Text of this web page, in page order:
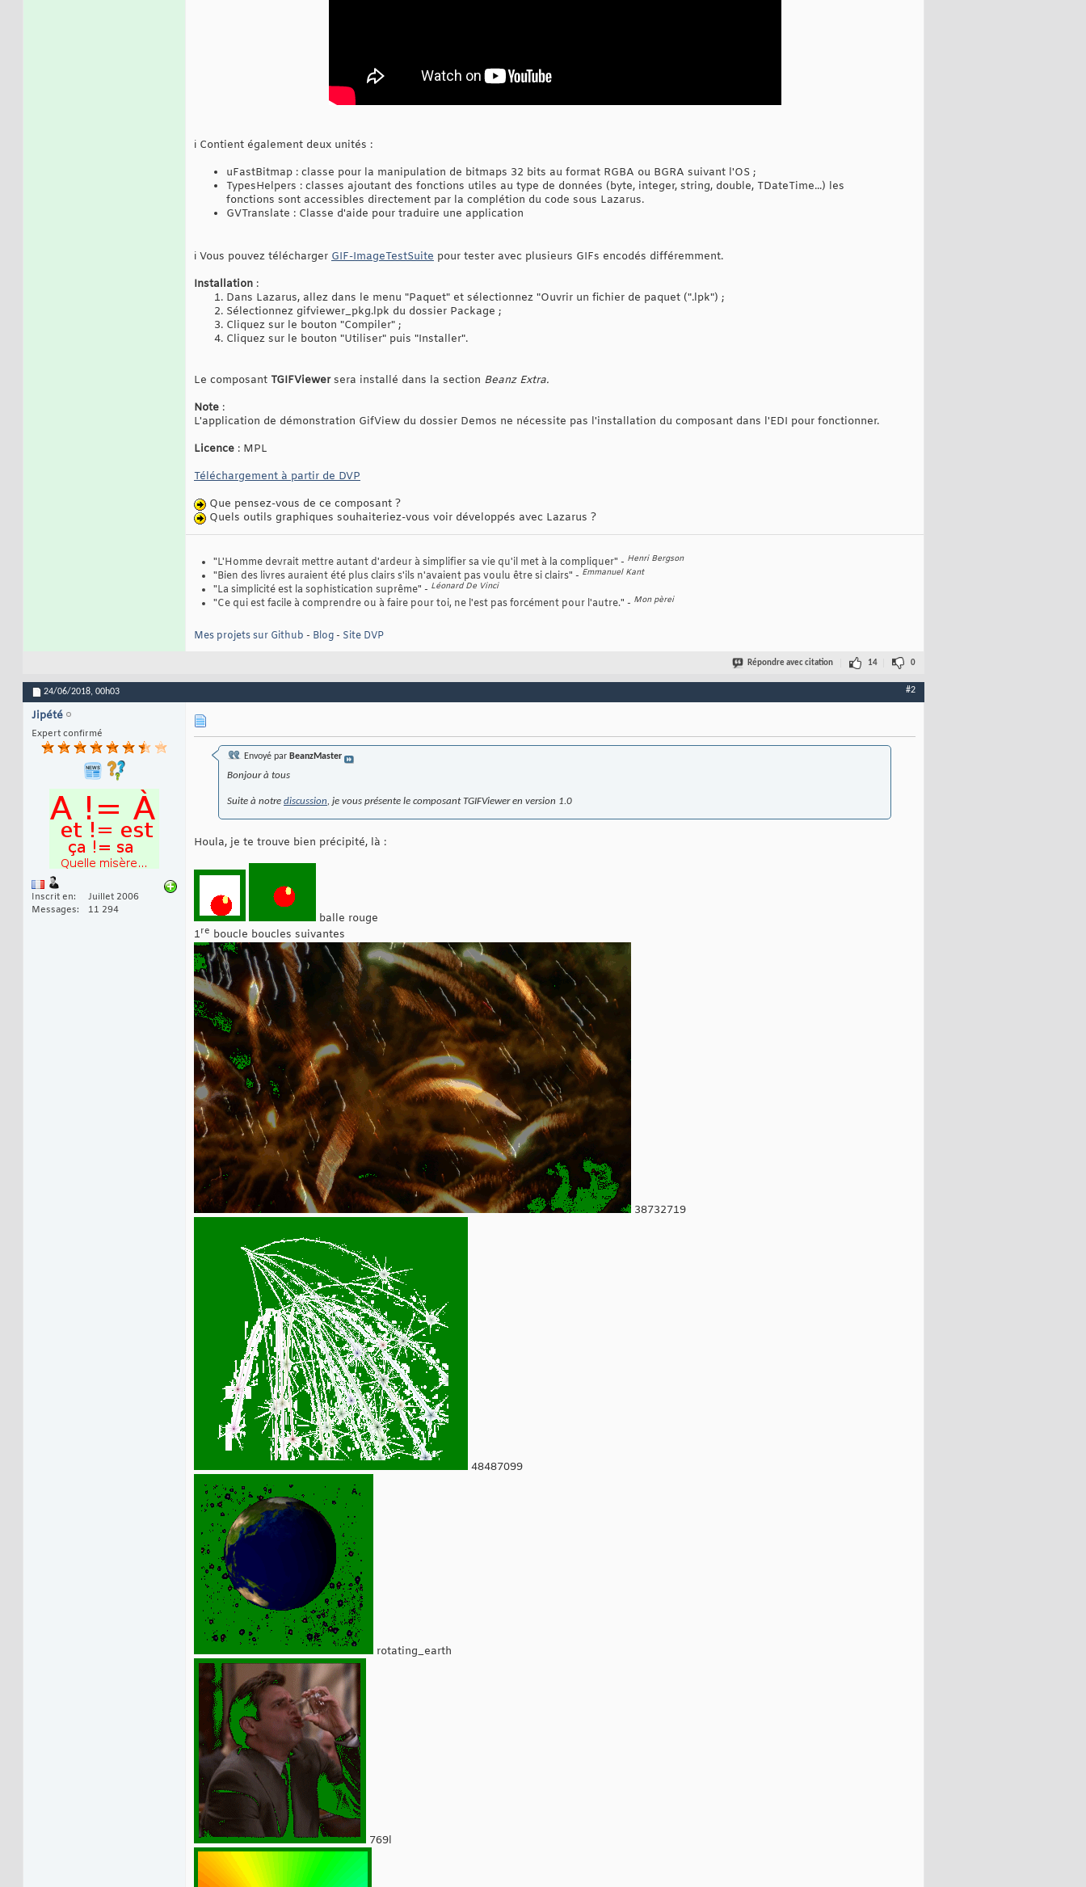
ℹ️ Contient également deux unités :
uFastBitmap : classe pour la manipulation de bitmaps 32 bits au format RGBA ou BGRA suivant l'OS ;
TypesHelpers : classes ajoutant des fonctions utiles au type de données (byte, integer, string, double, TDateTime...) les
fonctions sont accessibles directement par la complétion du code sous Lazarus.
GVTranslate : Classe d'aide pour traduire une application
ℹ️ Vous pouvez télécharger GIF-ImageTestSuite pour tester avec plusieurs GIFs encodés différemment.
Installation :
Dans Lazarus, allez dans le menu "Paquet" et sélectionnez "Ouvrir un fichier de paquet (".lpk") ;
Sélectionnez gifviewer_pkg.lpk du dossier Package ;
Cliquez sur le bouton "Compiler" ;
Cliquez sur le bouton "Utiliser" puis "Installer".
Le composant TGIFViewersera installé dans la section Beanz Extra.
Note :
L'application de démonstration GifView du dossier Demos ne nécessite pas l'installation du composant dans l'EDI pour fonctionner.
Licence : MPL
Téléchargement à partir de DVP
Que pensez-vous de ce composant ?
Quels outils graphiques souhaiteriez-vous voir développés avec Lazarus ?
"L'Homme devrait mettre autant d'ardeur à simplifier sa vie qu'il met à la compliquer" - Henri Bergson
"Bien des livres auraient été plus clairs s'ils n'avaient pas voulu être si clairs" - Emmanuel Kant
"La simplicité est la sophistication suprême" - Léonard De Vinci
"Ce qui est facile à comprendre ou à faire pour toi, ne l'est pas forcément pour l'autre." - Mon pèrei
Mes projets sur Github - Blog- Site DVP
Répondre avec citation 14 0
24/06/2018, 00h03 #2
Jipété
Expert confirmé
Inscrit en
Juillet 2006
Messages
11 294
Envoyé par BeanzMaster
Bonjour à tous
Suite à notre discussion, je vous présente le composant TGIFViewer en version 1.0
Houla, je te trouve bien précipité, là :
balle rouge
1re boucle boucles suivantes
38732719
48487099
rotating_earth
769l